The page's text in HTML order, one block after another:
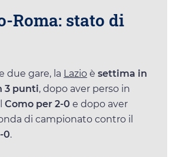
Roma: stato di
due gare, la Lazio è settima in
3 punti, dopo aver perso in
Como per 2-0 e dopo aver
di campionato contro il
0.